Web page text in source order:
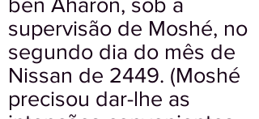
supervisão de Moshé, no
segundo dia do mês de
Nissan de 2449. (Moshé
precisou dar-lhe as